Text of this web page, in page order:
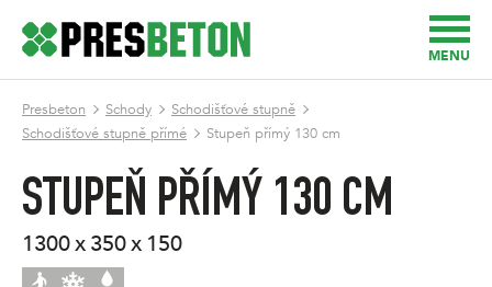
MENU
Presbeton Schody
Schodišťové stupně
Schodišťové stupně přímé
Stupeň přímý 130 cm
STUPEŇ PŘÍMÝ 130 CM
1300 x 350 x 150